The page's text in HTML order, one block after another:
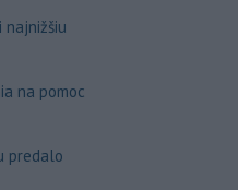
na pomoc
predalo